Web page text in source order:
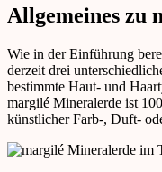
Allgemeines zu
Wie in der Einführung
derzeit drei
bestimmte Haut- und
margilé Mineralerde ist
künstlicher Farb-, Duft-